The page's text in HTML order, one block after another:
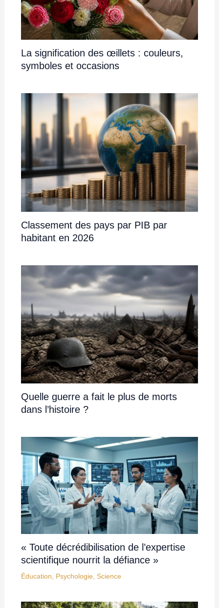
La signification des œillets : couleurs,
symboles et occasions
Classement des pays par PIB par
habitant en 2026
Quelle guerre a fait le plus de morts
dans l’histoire ?
« Toute décrédibilisation de l’expertise
scientifique nourrit la défiance »
Éducation Psychologie Science